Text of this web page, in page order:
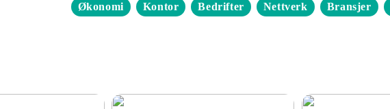
Økonomi Kontor Bedrifter Nettverk Bransjer